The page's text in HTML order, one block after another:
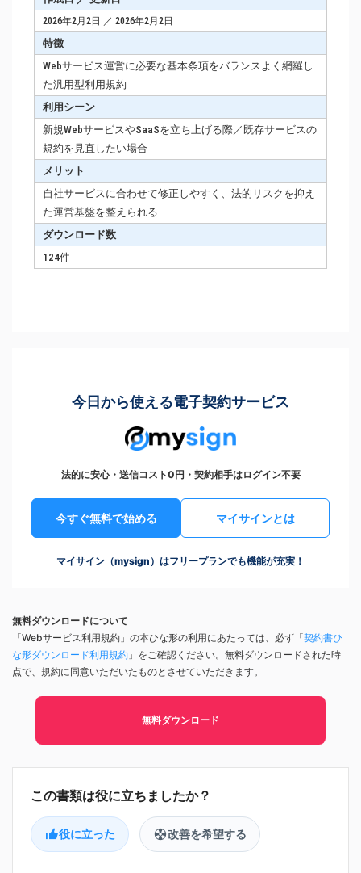
2026年2月2日 ／ 2026年2月2日
特徴
Webサービス運営に必要な基本条項をバランスよく網羅し
た汎用型利用規約
利用シーン
新規WebサービスやSaaSを立ち上げる際／既存サービスの
規約を見直したい場合
メリット
自社サービスに合わせて修正しやすく、法的リスクを抑え
た運営基盤を整えられる
ダウンロード数
124件
今日から使える電子契約サービス
法的に安心・送信コスト0円・契約相手はログイン不要
今すぐ無料で始める マイサインとは
マイサイン（mysign）はフリープランでも機能が充実！
無料ダウンロードについて
「Webサービス利用規約」の本ひな形の利用にあたっては、必ず「契約書ひ
な形ダウンロード利用規約 」をご確認ください。無料ダウンロードされた時
点で、規約に同意いただいたものとさせていただきます。
無料ダウンロード
役に立った 改善を希望する